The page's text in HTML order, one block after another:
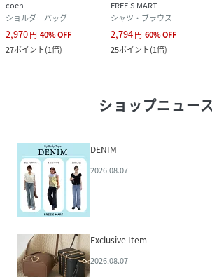
coen
ショルダーバッグ
2,970円 40%OFF
27ポイント(1倍)
FREE'S MART
シャツ・ブラウス
2,794円 60%OFF
25ポイント(1倍)
ショップニュー
DENIM
2026.08.07
Exclusive Item
2026.08.07